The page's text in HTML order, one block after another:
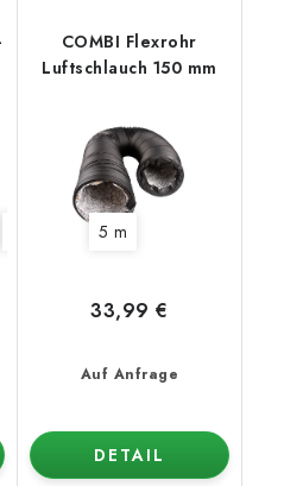
COMBI Flexrohr
Luftschlauch 150 mm
5 m
Auf Anfrage
33,99 €
DETAIL